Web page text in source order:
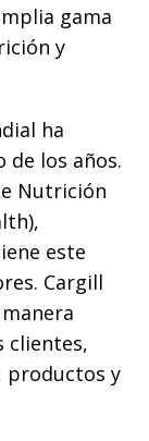
gama
y
ha
de los años.
Nutrición
este
Cargill
clientes,
productos y